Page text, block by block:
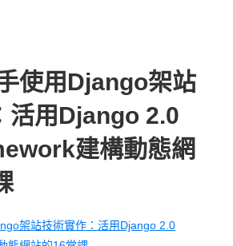
使用Django架站
活用Django 2.0
建構動態網